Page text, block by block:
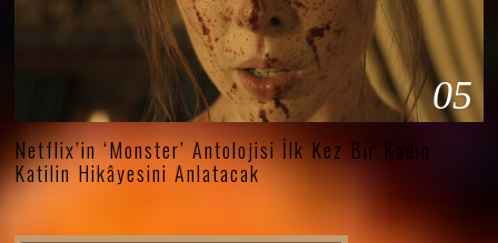
05
Netflix’in ‘Monster’ Antolojisi İlk Kez Bir Kadın
Katilin Hikâyesini Anlatacak